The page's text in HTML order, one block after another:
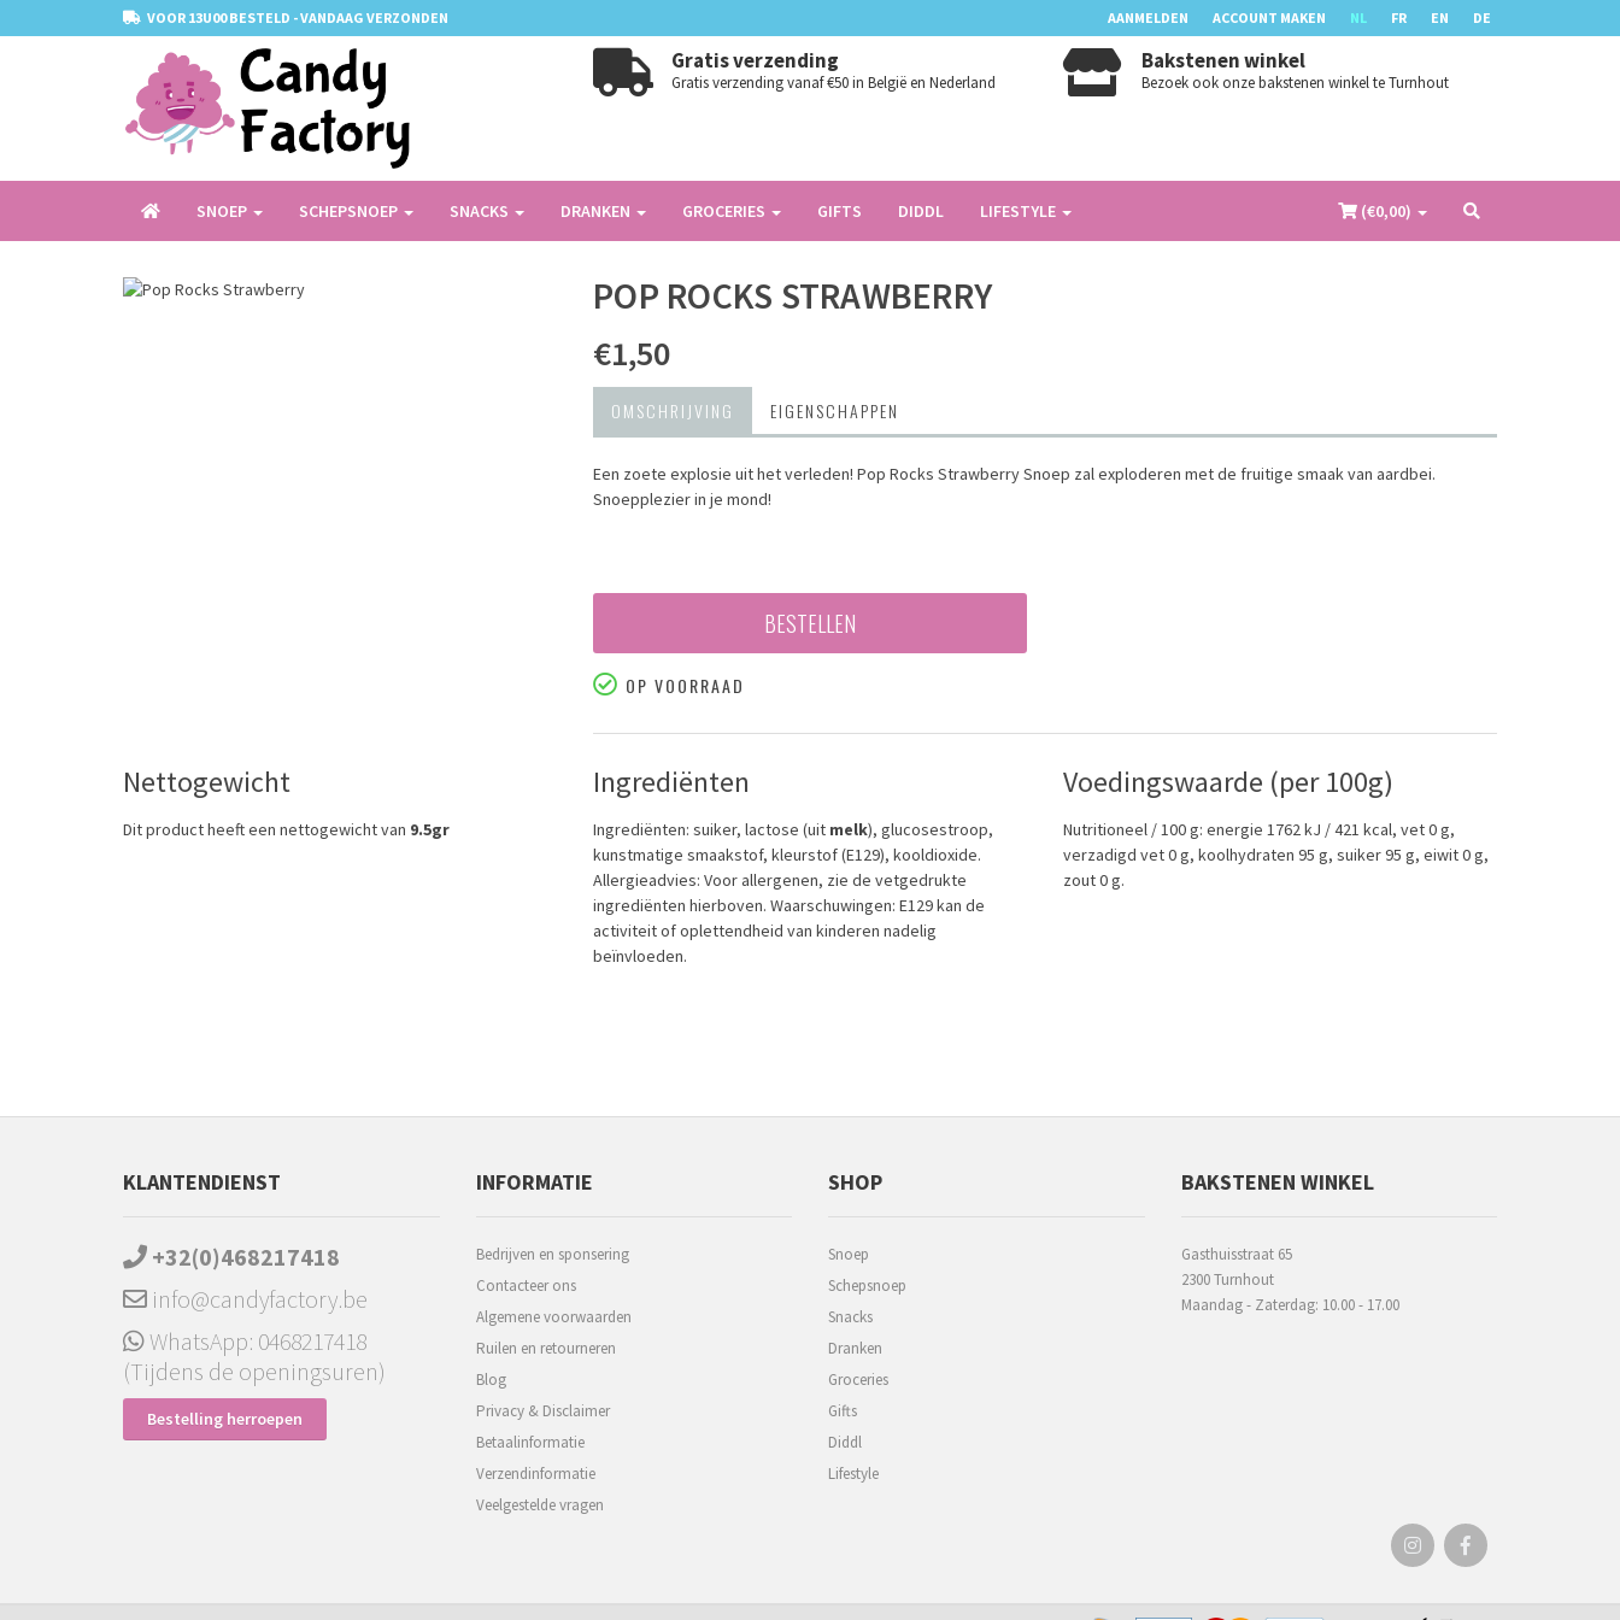
VOOR 13U00 BESTELD - VANDAAG VERZONDEN AANMELDEN ACCOUNT MAKEN NL FR EN DE
Gratis verzending
Gratis verzending vanaf €50 in België en Nederland
Bakstenen winkel
Bezoek ook onze bakstenen winkel te Turnhout
SNOEP SCHEPSNOEP SNACKS DRANKEN GROCERIES GIFTS DIDDL LIFESTYLE (€0,00)
POP ROCKS STRAWBERRY
€1,50
OMSCHRIJVING EIGENSCHAPPEN
Een zoete explosie uit het verleden! Pop Rocks Strawberry Snoep zal exploderen met de fruitige smaak van aardbei.
Snoepplezier in je mond!
BESTELLEN
OP VOORRAAD
Nettogewicht
Dit product heeft een nettogewicht van 9.5gr
Ingrediënten
Ingrediënten: suiker, lactose (uit melk), glucosestroop,
kunstmatige smaakstof, kleurstof (E129), kooldioxide.
Allergieadvies: Voor allergenen, zie de vetgedrukte
ingrediënten hierboven. Waarschuwingen: E129 kan de
activiteit of oplettendheid van kinderen nadelig
beïnvloeden.
Voedingswaarde (per 100g)
Nutritioneel / 100 g: energie 1762 kJ / 421 kcal, vet 0 g,
verzadigd vet 0 g, koolhydraten 95 g, suiker 95 g, eiwit 0 g,
zout 0 g.
KLANTENDIENST
+32(0)468217418
info@candyfactory.be
WhatsApp: 0468217418
(Tijdens de openingsuren)
Bestelling herroepen
INFORMATIE
Bedrijven en sponsering
Contacteer ons
Algemene voorwaarden
Ruilen en retourneren
Blog
Privacy & Disclaimer
Betaalinformatie
Verzendinformatie
Veelgestelde vragen
SHOP
Snoep
Schepsnoep
Snacks
Dranken
Groceries
Gifts
Diddl
Lifestyle
BAKSTENEN WINKEL
Gasthuisstraat 65
2300 Turnhout
Maandag - Zaterdag: 10.00 - 17.00